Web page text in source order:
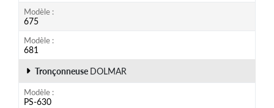
Modèle
675
Modèle
681
Tronçonneuse DOLMAR
Modèle
PS-630